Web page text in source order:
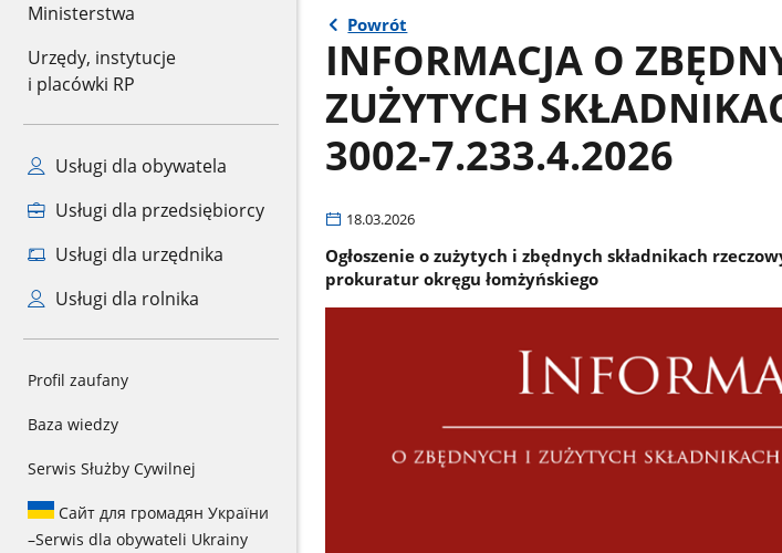
Ministerstwa
Urzędy, instytucje
i placówki RP
Usługi dla obywatela
Usługi dla przedsiębiorcy
Usługi dla urzędnika
Usługi dla rolnika
Profil zaufany
Baza wiedzy
Serwis Służby Cywilnej
Сайт для громадян України
–Serwis dla obywateli Ukrainy
Powrót
INFORMACJA O
ZUŻYTYCH
3002-7.233.4.2026
18.03.2026
Ogłoszenie o zużytych i zbędnych składnikach
prokuratur okręgu łomżyńskiego